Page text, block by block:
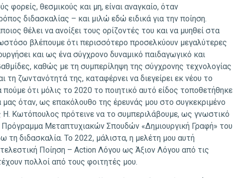
φορείς, θεσμικούς και μη, είναι αναγκαίο, όταν
διδασκαλίας – και μιλώ εδώ ειδικά για την ποίηση.
θέλει να ανοίξει τους ορίζοντές του και να μυηθεί στα
ωστόσο βλέπουμε ότι περισσότερο προσελκύουν μεγαλύτερες
και ως ένα σύγχρονο δυναμικό παιδαγωγικό και
καθώς με τη συμπερίληψη της σύγχρονης τεχνολογίας
ζωντανότητά της, καταφέρνει να διεγείρει εκ νέου το
ότι μόλις το 2020 το ποιητικό αυτό είδος τοποθετήθηκε
όταν, ως επακόλουθο της έρευνάς μου στο συγκεκριμένο
Η. Κωτόπουλος πρότεινε να το συμπεριλάβουμε, ως γνωστικό
Πρόγραμμα Μεταπτυχιακών Σπουδών «Δημιουργική Γραφή» του
τη διδασκαλία. Το 2022, μάλιστα, η μελέτη μου αυτή
Ποίηση – Action Λόγου ως Άξιον Λόγου από τις
πολλοί από τους φοιτητές μου.